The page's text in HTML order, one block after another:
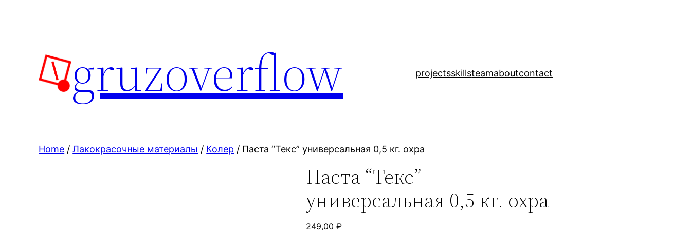
gruzoverflow projectsskillsteamaboutcontact
Home /Лакокрасочные материалы / Колер / Паста “Текс” универсальная 0,5 кг. охра
Паста “Текс”
универсальная 0,5 кг. охра
249,00₽